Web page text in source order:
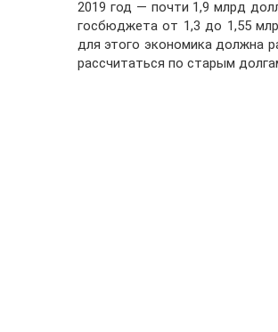
2019 год — почти 1,9 млрд
госбюджета от 1,3 до 1,55
для этого экономика должна
рассчитаться по старым